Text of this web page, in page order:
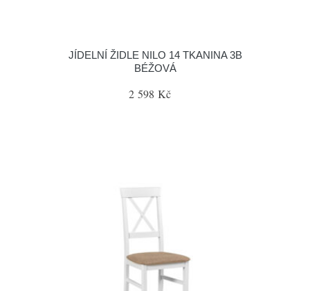
JÍDELNÍ ŽIDLE NILO 14 TKANINA 3B
BÉŽOVÁ
2 598 Kč